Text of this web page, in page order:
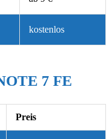
kostenlos
7 FE
Preis